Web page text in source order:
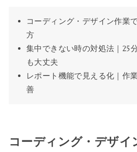
コーディング・デザイン作業
方
集中できない時の対処法｜25
も大丈夫
レポート機能で見える化｜作
善
コーディング・デザイ